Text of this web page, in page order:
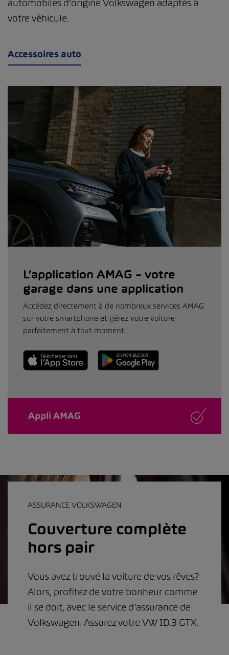
automobiles d’origine Volkswagen adaptés à
votre véhicule.
Accessoires auto
L’application AMAG – votre
garage dans une application
Accédez directement à de nombreux services AMAG
sur votre smartphone et gérez votre voiture
parfaitement à tout moment.
Appli AMAG
ASSURANCE VOLKSWAGEN
Couverture complète
hors pair
Vous avez trouvé la voiture de vos rêves?
Alors, profitez de votre bonheur comme
il se doit, avec le service d’assurance de
Volkswagen. Assurez votre VW ID.3 GTX.